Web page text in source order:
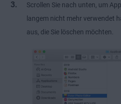
Scrollen Sie nach unten, um
langem nicht mehr verwendet
aus, die Sie löschen möchten.